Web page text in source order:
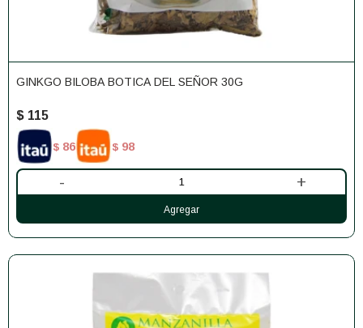
GINKGO BILOBA BOTICA DEL SEÑOR 30G
$ 115
$ 86 $ 98
- +